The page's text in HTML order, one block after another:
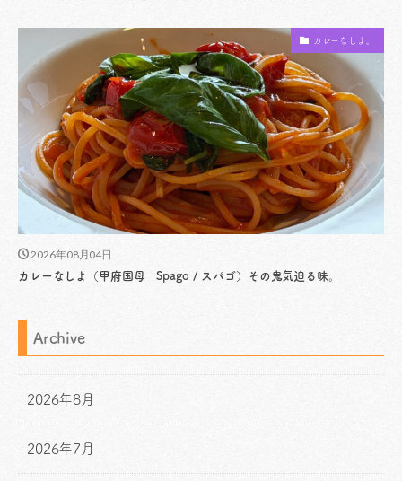
カレーなしよ。
2026年08月04日
カレーなしよ（甲府国母 Spago / スパゴ）その鬼気迫る味。
Archive
2026年8月
2026年7月